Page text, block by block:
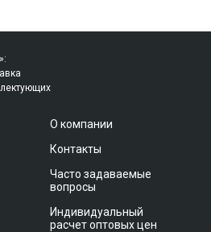
О компании
Контакты
Часто задаваемые
вопросы
Индивидуальный
расчет оптовых цен